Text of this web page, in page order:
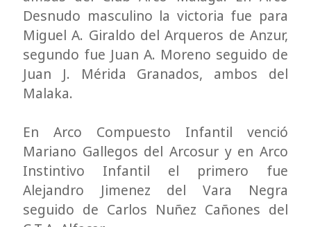
Desnudo masculino la victoria fue para
Miguel A. Giraldo del Arqueros de Anzur,
segundo fue Juan A. Moreno seguido de
Juan J. Mérida Granados, ambos del
Malaka.
En Arco Compuesto Infantil venció
Mariano Gallegos del Arcosur y en Arco
Instintivo Infantil el primero fue
Alejandro Jimenez del Vara Negra
seguido de Carlos Nuñez Cañones del